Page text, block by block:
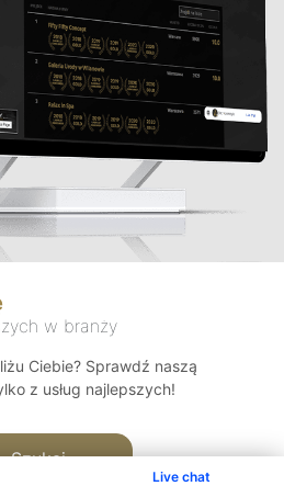
Live chat
w branży
Ciebie? Sprawdź naszą
z usług najlepszych!
Szukaj